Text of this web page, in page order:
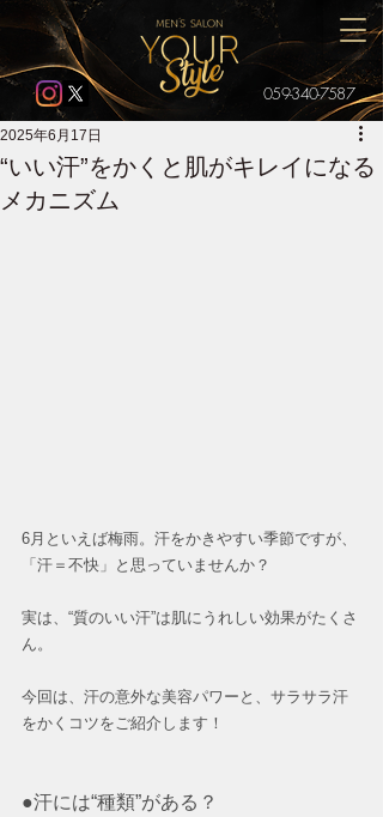
059-340-7587
“いい汗”をかくと肌がキレイになる
メカニズム
2025年6月17日
6月といえば梅雨。汗をかきやすい季節ですが、
「汗＝不快」と思っていませんか？
実は、“質のいい汗”は肌にうれしい効果がたくさ
ん。
今回は、汗の意外な美容パワーと、サラサラ汗
をかくコツをご紹介します！
●汗には“種類”がある？